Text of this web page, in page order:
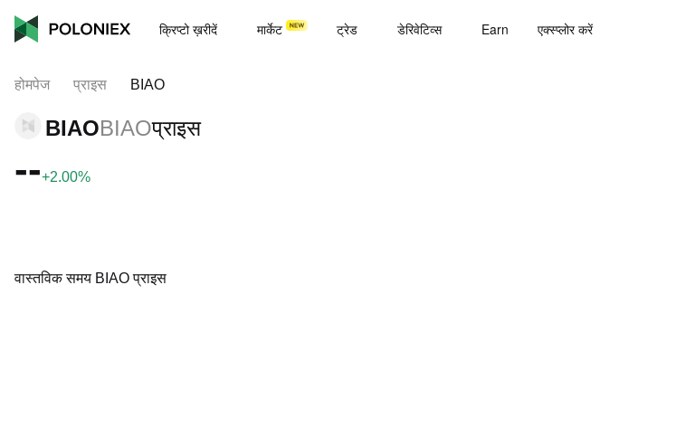
क्रिप्टो ख़रीदें मार्केट ट्रेड डेरिवेटिव्स Earn एक्स्प्लोर करें
होमपेज प्राइस BIAO
BIAOBIAOप्राइस
--+2.00%
वास्तविक समय BIAO प्राइस